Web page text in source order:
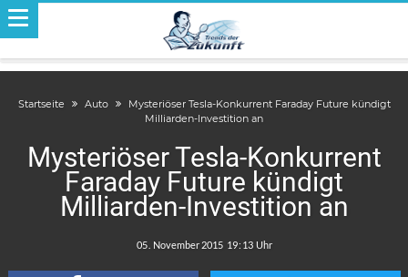
Startseite Auto
Mysteriöser Tesla-Konkurrent Faraday Future kündigt
Milliarden-Investition an
Mysteriöser Tesla-Konkurrent
Faraday Future kündigt
Milliarden-Investition an
: